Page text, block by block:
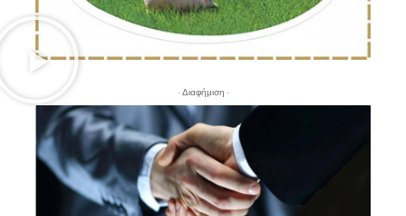
- Διαφήμιση -